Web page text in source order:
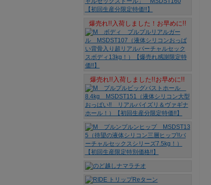
爆売れ!!入荷しました！お早めに!!
爆売れ!!入荷しました!!お早めに!!